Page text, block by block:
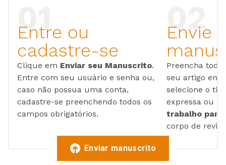
Entre ou
cadastre-se
Clique em Enviar seu Manuscrito.
Entre com seu usuário e senha ou,
caso não possua uma conta,
cadastre-se preenchendo todos os
campos obrigatórios.
Envie
Preencha
seu artigo em
selecione o
expressa ou
trabalho para
corpo de
Enviar manuscrito